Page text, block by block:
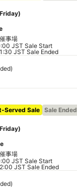
Friday)
事場
JST Sale Start
JST Sale Ended
Served Sale
Sale Ended
Friday)
事場
JST Sale Start
JST Sale Ended